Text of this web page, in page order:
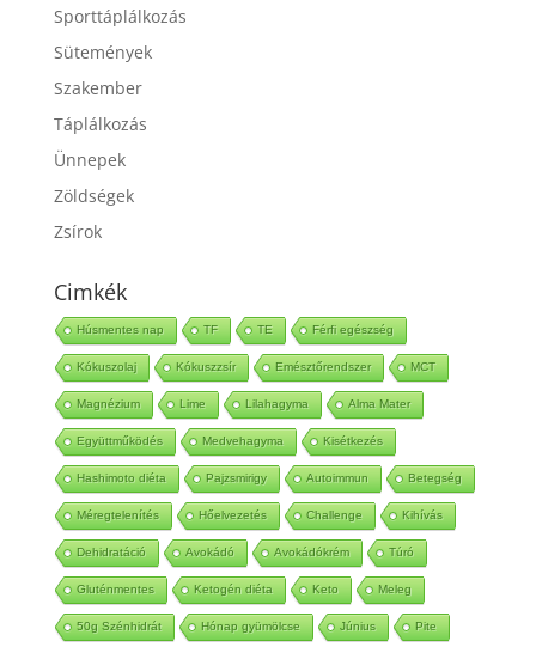
Sporttáplálkozás
Sütemények
Szakember
Táplálkozás
Ünnepek
Zöldségek
Zsírok
Cimkék
Húsmentes nap TF TE Férfi egészség
Kókuszolaj Kókuszzsír Emésztőrendszer MCT
Magnézium Lime Lilahagyma Alma Mater
Együttműködés Medvehagyma Kisétkezés
Hashimoto diéta Pajzsmirigy Autoimmun Betegség
Méregtelenítés Hőelvezetés Challenge Kihívás
Dehidratáció Avokádó Avokádókrém Túró
Gluténmentes Ketogén diéta Keto Meleg
50g Szénhidrát Hónap gyümölcse Június Pite